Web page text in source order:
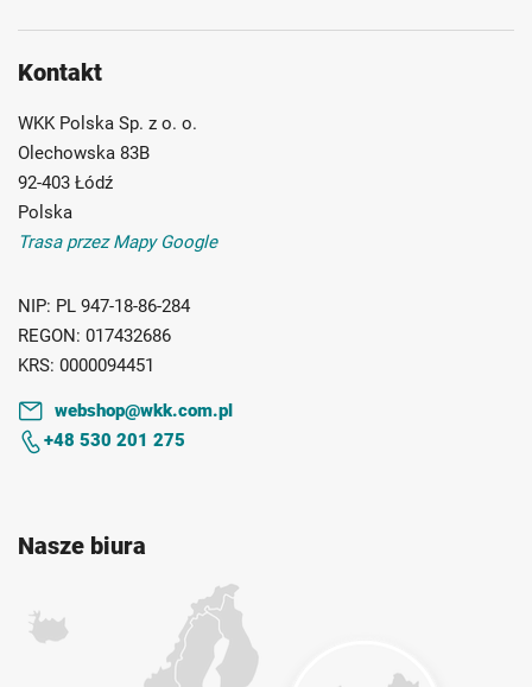
Kontakt
WKK Polska Sp. z o. o.
Olechowska 83B
92-403 Łódź
Polska
Trasa przez Mapy Google
NIP: PL 947-18-86-284
REGON: 017432686
KRS: 0000094451
webshop@wkk.com.pl
+48 530 201 275
Nasze biura